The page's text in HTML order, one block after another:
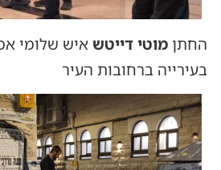
החתן מוטי דייטש איש שלומי
בעירייה ברחובות העיר